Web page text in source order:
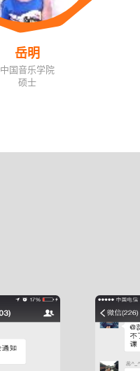
岳明
中国音乐学院
硕士